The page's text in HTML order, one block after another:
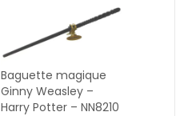
Baguette magique
Ginny Weasley –
Harry Potter – NN8210